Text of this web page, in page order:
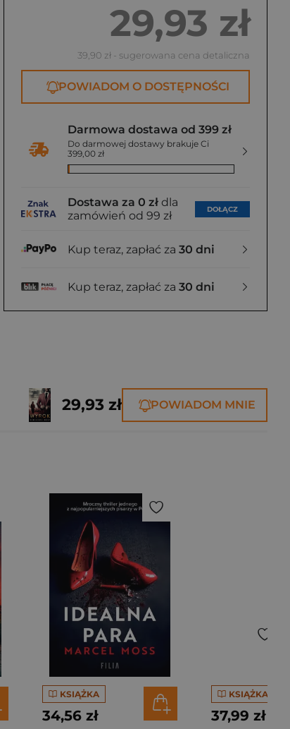
29,93 zł
39,90 zł - sugerowana cena detaliczna
POWIADOM O DOSTĘPNOŚCI
Darmowa dostawa od 399 zł
Do darmowej dostawy brakuje Ci
399,00 zł
Dostawa za 0 zł dla
zamówień od 99 zł
DOŁĄCZ
Kup teraz, zapłać za 30 dni
Kup teraz, zapłać za 30 dni
29,93 zł POWIADOM MNIE
KSIĄŻKA
34,56 zł
KSIĄŻKA
37,99 zł